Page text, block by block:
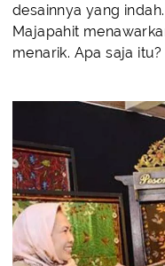
desainnya yang
Majapahit
menarik. Apa saja